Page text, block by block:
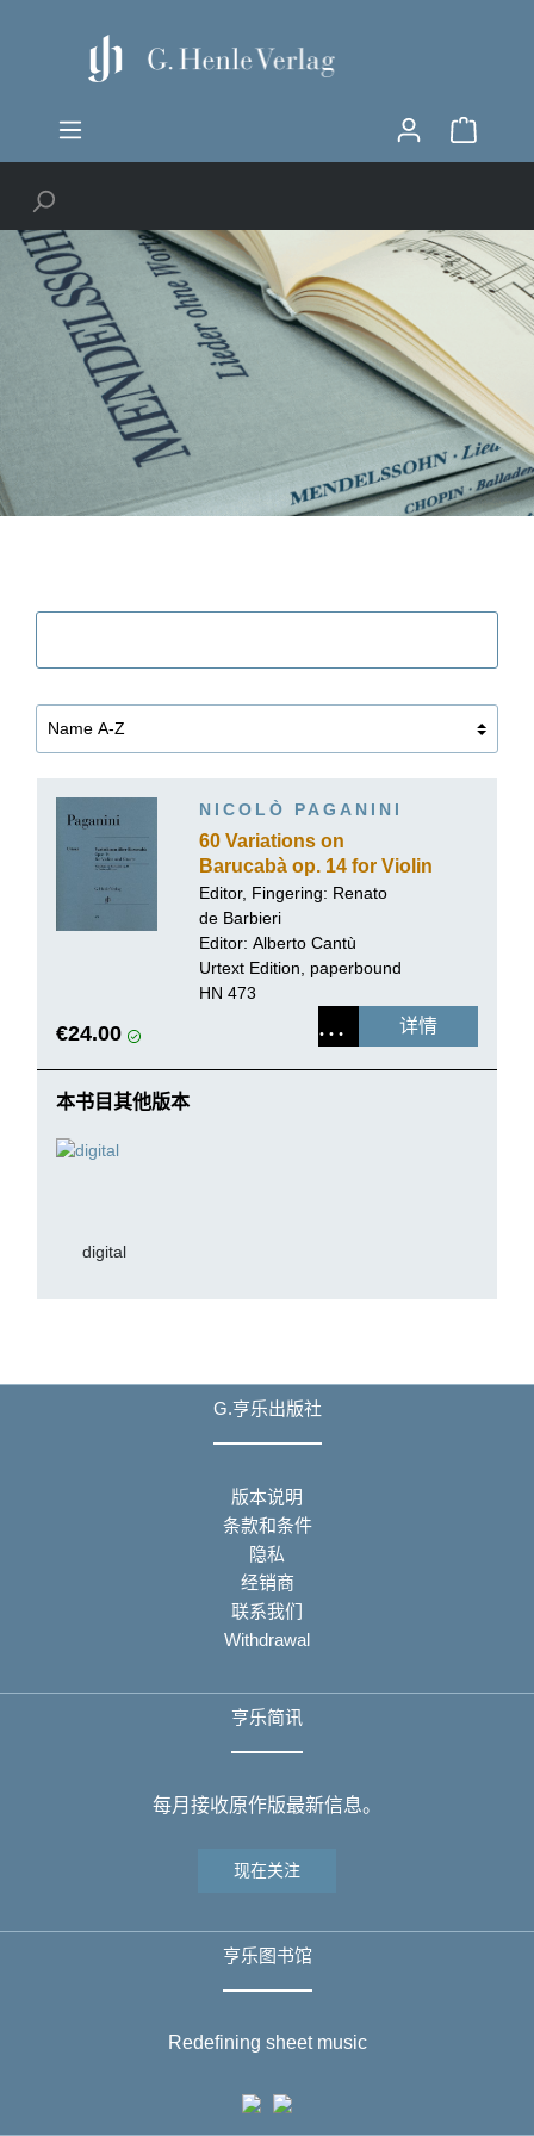
NICOLÒ PAGANINI
60 Variations on
Barucabà op. 14 for Violin
and Guitar
Editor, Fingering: Renato
de Barbieri
Editor: Alberto Cantù
Urtext Edition, paperbound
HN 473
€24.00 详情
本书目其他版本
digital
G.亨乐出版社
版本说明
条款和条件
隐私
经销商
联系我们
Withdrawal
亨乐简讯
每月接收原作版最新信息。
现在关注
亨乐图书馆
Redefining sheet music